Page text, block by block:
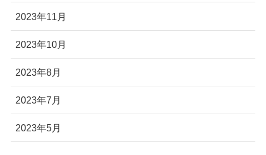
2023年11月
2023年10月
2023年8月
2023年7月
2023年5月